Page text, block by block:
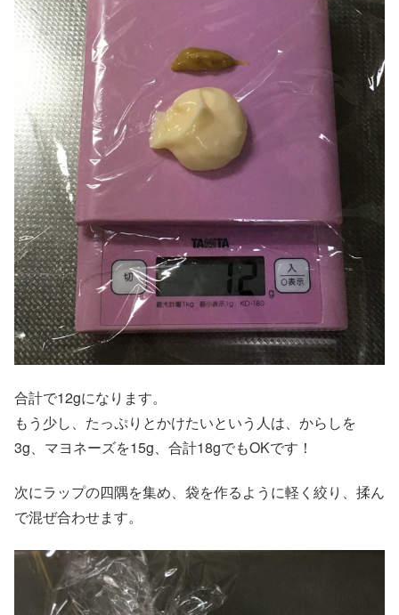
合計で12gになります。
もう少し、たっぷりとかけたいという人は、からしを
3g、マヨネーズを15g、合計18gでもOKです！
次にラップの四隅を集め、袋を作るように軽く絞り、揉ん
で混ぜ合わせます。